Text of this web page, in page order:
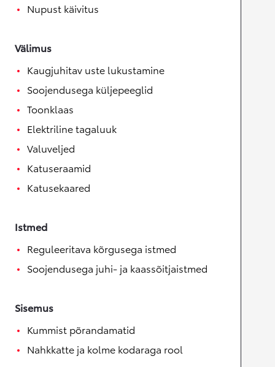
Nupust käivitus
Välimus
Kaugjuhitav uste lukustamine
Soojendusega küljepeeglid
Toonklaas
Elektriline tagaluuk
Valuveljed
Katuseraamid
Katusekaared
Istmed
Reguleeritava kõrgusega istmed
Soojendusega juhi- ja kaassõitjaistmed
Sisemus
Kummist põrandamatid
Nahkkatte ja kolme kodaraga rool